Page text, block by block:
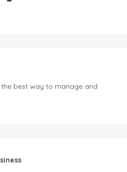
the best way to manage and